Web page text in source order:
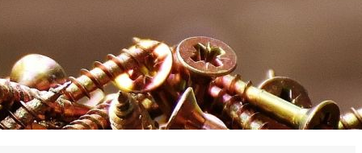
croissance »
dédiées au développement commercial
services de networking
de nouvelles activités